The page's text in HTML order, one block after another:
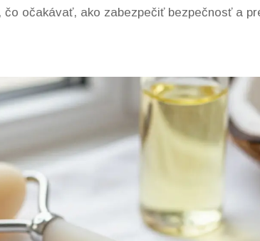
očakávať, ako zabezpečiť bezpečnosť a